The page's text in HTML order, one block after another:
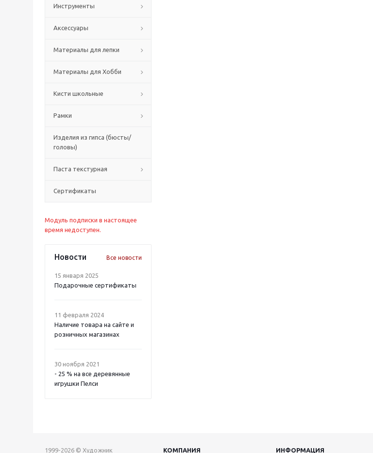
Инструменты
Аксессуары
Материалы для лепки
Материалы для Хобби
Кисти школьные
Рамки
Изделия из гипса (бюсты/
головы)
Паста текстурная
Сертификаты
Модуль подписки в настоящее
время недоступен.
Новости Все новости
15 января 2025
Подарочные сертификаты
11 февраля 2024
Наличие товара на сайте и
розничных магазинах
30 ноября 2021
- 25 % на все деревянные
игрушки Пелси
1999-2026 © Художник КОМПАНИЯ ИНФОРМАЦИЯ